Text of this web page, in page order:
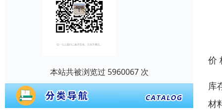
本站共被浏览过 5960067 次
价
库
材